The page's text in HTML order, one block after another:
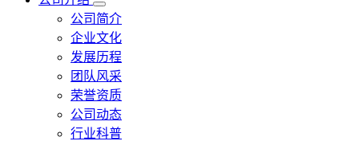
公司简介
企业文化
发展历程
团队风采
荣誉资质
公司动态
行业科普